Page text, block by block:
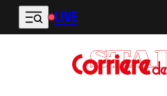
Vai al contenuto principale
LIVE